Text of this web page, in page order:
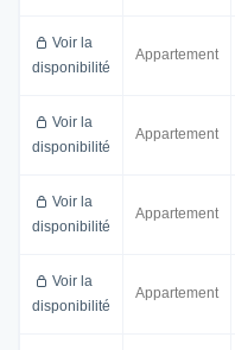
Voir la
disponibilité
Appartement
Voir la
disponibilité
Appartement
Voir la
disponibilité
Appartement
Voir la
disponibilité
Appartement